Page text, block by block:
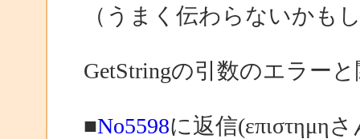
（うまく伝わらないかも
GetStringの引数のエラー
■No5598に返信(επιστημη